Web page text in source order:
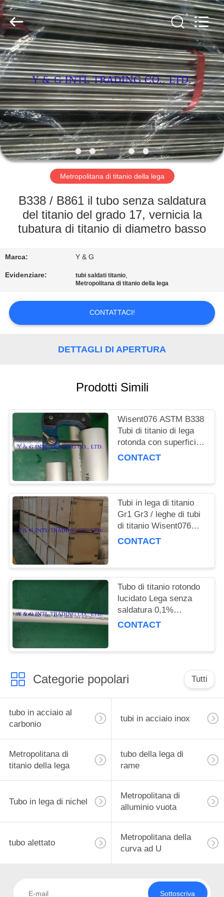
CASA
PRODOTTI
CIRCA
NOI
GIRO
FABBRICA
CONTROLLO
QUALITÀ
NOTIZIE
SITO
PRIVACY
POLICY
Y
&
G
International
Trading
Company
Limited.
All
Rights
Reserved.
Metropolitana di titanio della lega
B338 / B861 il tubo senza saldatura
del titanio del grado 17, vernicia la
tubatura di titanio di diametro basso
Marca: Y & G
Evidenziare: tubi saldati titanio,
Metropolitana di titanio della lega
CONTATTACI!
DETTAGLI DI APERTURA
Prodotti Simili
Wisent076 ASTM B338
Tubi di titanio di lega
rotonda con superficie
lucidata
CONTACT
Tubi in lega di titanio
Gr1 Gr3 / leghe di tubi
di titanio Wisent076
Purezza Tubo diretto
CONTACT
Tubo di titanio rotondo
lucidato Lega senza
saldatura 0,1%
Impurità
CONTACT
Categorie popolari Tutti
tubo in acciaio al
carbonio
tubi in acciaio inox
Metropolitana di
titanio della lega
tubo della lega di
rame
Tubo in lega di nichel
Metropolitana di
alluminio vuota
tubo alettato
Metropolitana della
curva ad U
Sottoscriva